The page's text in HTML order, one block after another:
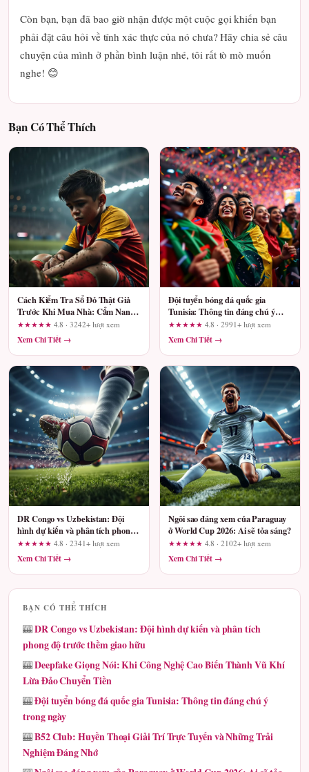
Còn bạn, bạn đã bao giờ nhận được một cuộc gọi khiến bạn
phải đặt câu hỏi về tính xác thực của nó chưa? Hãy chia sẻ câu
chuyện của mình ở phần bình luận nhé, tôi rất tò mò muốn
nghe! 😊
Bạn Có Thể Thích
Cách Kiểm Tra Sổ Đỏ Thật Giả
Trước Khi Mua Nhà: Cẩm Nang
Cho Người Mua
★★★★★ 4.8 · 3242+ lượt xem
Xem Chi Tiết →
Đội tuyển bóng đá quốc gia
Tunisia: Thông tin đáng chú ý
trong ngày
★★★★★ 4.8 · 2991+ lượt xem
Xem Chi Tiết →
DR Congo vs Uzbekistan: Đội
hình dự kiến và phân tích phong
độ trước thềm giao hữu
★★★★★ 4.8 · 2341+ lượt xem
Xem Chi Tiết →
Ngôi sao đáng xem của Paraguay
ở World Cup 2026: Ai sẽ tỏa sáng?
★★★★★ 4.8 · 2102+ lượt xem
Xem Chi Tiết →
BẠN CÓ THỂ THÍCH
🎰DR Congo vs Uzbekistan: Đội hình dự kiến và phân tích
phong độ trước thềm giao hữu
🎰Deepfake Giọng Nói: Khi Công Nghệ Cao Biến Thành Vũ Khí
Lừa Đảo Chuyển Tiền
🎰Đội tuyển bóng đá quốc gia Tunisia: Thông tin đáng chú ý
trong ngày
🎰B52 Club: Huyền Thoại Giải Trí Trực Tuyến và Những Trải
Nghiệm Đáng Nhớ